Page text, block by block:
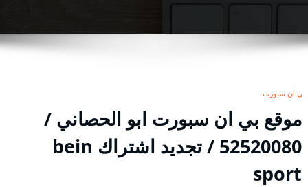
بي ان سبورت
موقع بي ان سبورت ابو الحصاني /
52520080 / تجديد اشتراك bein
sport